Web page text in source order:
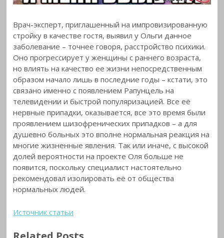
Врач-эксперт, приглашенный на импровизированную
стройку в качестве гостя, выявил у Ольги данное
заболевание – точнее говоря, расстройство психики.
Оно прогрессирует у женщины с раннего возраста,
но влиять на качество ее жизни непосредственным
образом начало лишь в последние годы – кстати, это
связано именно с появлением Рапунцель на
телевидении и быстрой популяризацией. Все её
нервные припадки, оказывается, все это время были
проявлением шизофренических припадков – а для
душевно больных это вполне нормальная реакция на
многие жизненные явления. Так или иначе, с высокой
долей вероятности на проекте Оля больше не
появится, поскольку специалист настоятельно
рекомендовал изолировать её от общества
нормальных людей.
Источник статьи